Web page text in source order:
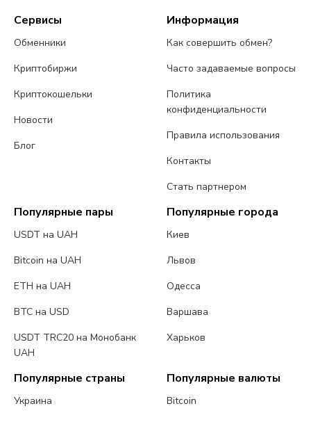
Сервисы
Обменники
Криптобиржи
Криптокошельки
Новости
Блог
Информация
Как совершить обмен?
Часто задаваемые вопросы
Политика
конфиденциальности
Правила использования
Контакты
Стать партнером
Популярные пары
USDT на UAH
Bitcoin на UAH
ETH на UAH
BTC на USD
USDT TRC20 на Монобанк
UAH
Популярные города
Киев
Львов
Одесса
Варшава
Харьков
Популярные страны
Украина
Популярные валюты
Bitcoin